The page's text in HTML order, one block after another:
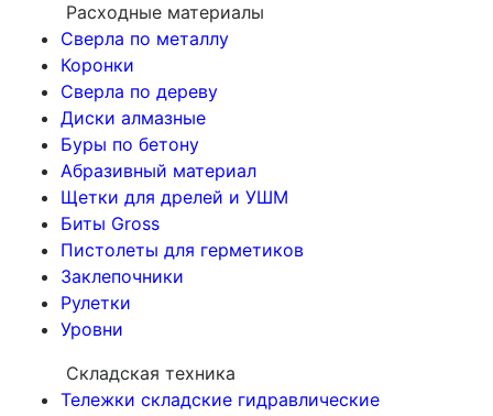
Расходные материалы
Сверла по металлу
Коронки
Сверла по дереву
Диски алмазные
Буры по бетону
Абразивный материал
Щетки для дрелей и УШМ
Биты Gross
Пистолеты для герметиков
Заклепочники
Рулетки
Уровни
Складская техника
Тележки складские гидравлические